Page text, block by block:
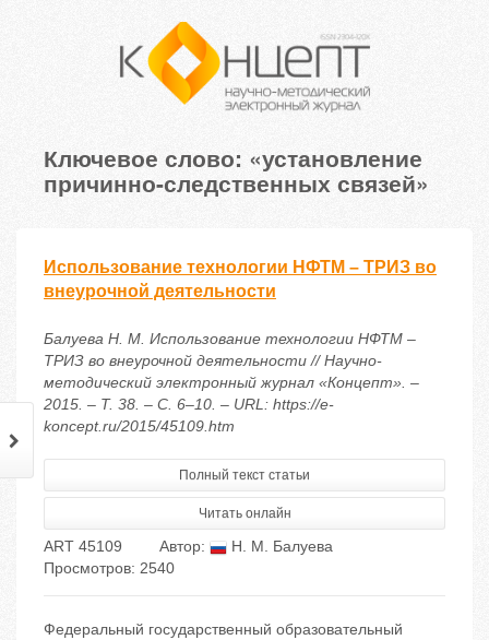
Ключевое слово: «установление
причинно-следственных связей»
Использование технологии НФТМ – ТРИЗ во
внеурочной деятельности
Балуева Н. М. Использование технологии НФТМ –
ТРИЗ во внеурочной деятельности // Научно-
методический электронный журнал «Концепт». –
2015. – Т. 38. – С. 6–10. – URL: https://e-
koncept.ru/2015/45109.htm
Полный текст статьи
Читать онлайн
ART 45109 Автор:
Н. М. Балуева
Просмотров: 2540
Федеральный государственный образовательный